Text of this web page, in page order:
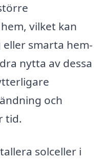
vilket kan
smarta hem-
nytta av dessa
och
tid.
solceller i